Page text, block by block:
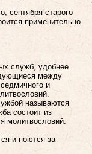
сентября старого
применительно
служб, удобнее
между
и
называются
состоит из
молитвословий.
и поются за